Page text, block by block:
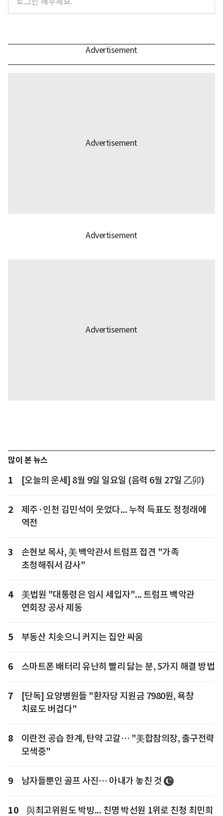
많이 본 뉴스
1 [오늘의 운세] 8월 9일 일요일 (음력 6월 27일 乙卯)
2
제주·인천 김민석이 웃었다... 누적 득표도 정청래에
역전
3
손현보 목사, 美 백악관서 트럼프 접견 "가족
초청해줘서 감사"
4
美법원 "대통령은 임시 세입자"... 트럼프 백악관
연회장 공사 제동
5 부동산 치솟으니 커지는 집안 싸움
6 스마트폰 배터리 유난히 빨리 닳는 분, 5가지 해결 방법
7
[단독] 요양병원들 "환자당 지원금 7980원, 욕창
치료도 버겁다"
8
이란전 공습 한계, 탄약 고갈… "美합참의장, 출구전략
모색중"
9 남자들뿐인 골프 사진… 아내가 놓친 것
10 與최고위원도 박빙... 친명 박선원 1위로 친청 최민희